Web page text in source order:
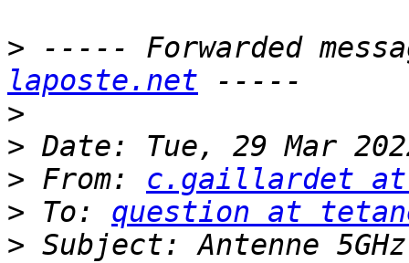
> ----- Forwarded
laposte.net
>
>
> From: c.gaillardet at
> To: question at
> Subject: Antenne